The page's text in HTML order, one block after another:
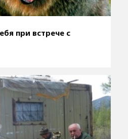
при встрече с